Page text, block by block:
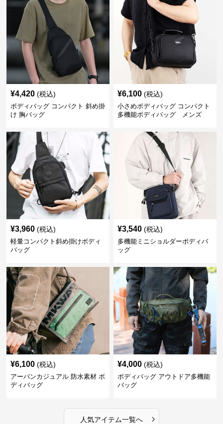
¥4,420 (税込)
ボディバッグ コンパクト 斜め掛
け 胸バッグ
¥6,100 (税込)
小さめボディバッグ コンパクト
多機能ボディバッグ メンズ
¥3,960 (税込)
軽量コンパクト斜め掛けボディ
バッグ
¥3,540 (税込)
多機能ミニショルダーボディバ
ッグ
¥6,100 (税込)
アーバンカジュアル 防水素材 ボ
ディバッグ
¥4,000 (税込)
ボディバッグ アウトドア多機能
バッグ
人気アイテム一覧へ ›